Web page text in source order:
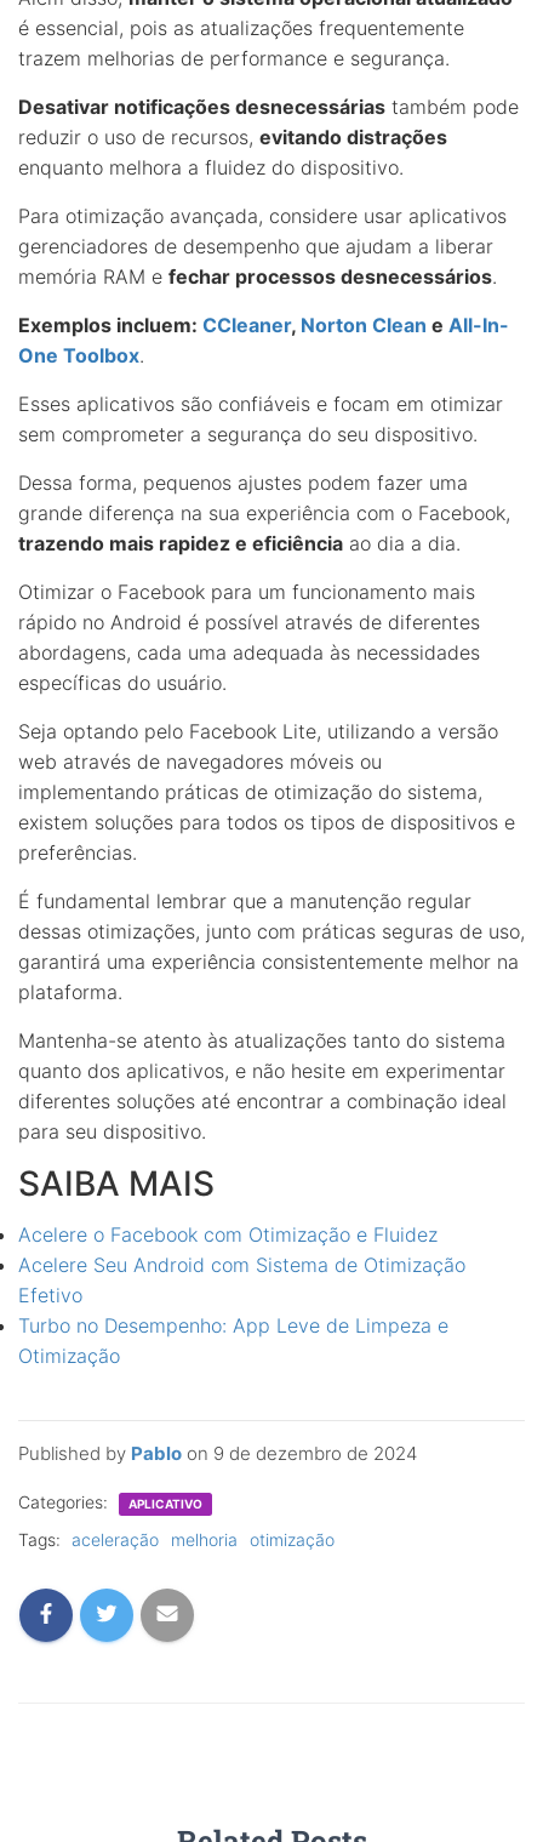
Published by Pablo on 9 de dezembro de 2024
é essencial, pois as atualizações frequentemente
trazem melhorias de performance e segurança.
Desativar notificações desnecessárias também pode
reduzir o uso de recursos, evitando distrações
enquanto melhora a fluidez do dispositivo.
Para otimização avançada, considere usar aplicativos
gerenciadores de desempenho que ajudam a liberar
memória RAM e fechar processos desnecessários.
Exemplos incluem: CCleaner, Norton Clean e All-In-
One Toolbox.
Esses aplicativos são confiáveis e focam em otimizar
sem comprometer a segurança do seu dispositivo.
Dessa forma, pequenos ajustes podem fazer uma
grande diferença na sua experiência com o Facebook,
trazendo mais rapidez e eficiência ao dia a dia.
Otimizar o Facebook para um funcionamento mais
rápido no Android é possível através de diferentes
abordagens, cada uma adequada às necessidades
específicas do usuário.
Seja optando pelo Facebook Lite, utilizando a versão
web através de navegadores móveis ou
implementando práticas de otimização do sistema,
existem soluções para todos os tipos de dispositivos e
preferências.
É fundamental lembrar que a manutenção regular
dessas otimizações, junto com práticas seguras de uso,
garantirá uma experiência consistentemente melhor na
plataforma.
Mantenha-se atento às atualizações tanto do sistema
quanto dos aplicativos, e não hesite em experimentar
diferentes soluções até encontrar a combinação ideal
para seu dispositivo.
SAIBA MAIS
Acelere o Facebook com Otimização e Fluidez
Acelere Seu Android com Sistema de Otimização
Efetivo
Turbo no Desempenho: App Leve de Limpeza e
Otimização
Categories: APLICATIVO
Tags: aceleração melhoria otimização